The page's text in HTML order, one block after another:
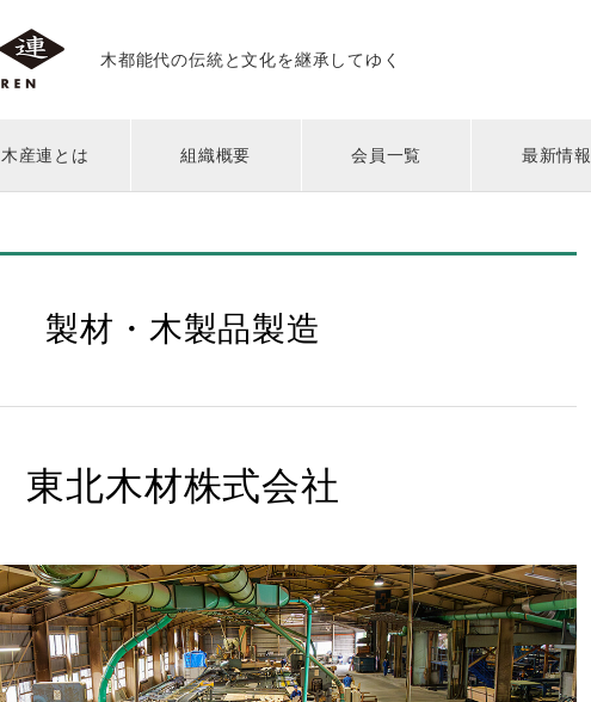
木都能代の伝統と文化を継承してゆく
木産連とは 組織概要 会員一覧 最新情報
製材・木製品製造
東北木材株式会社